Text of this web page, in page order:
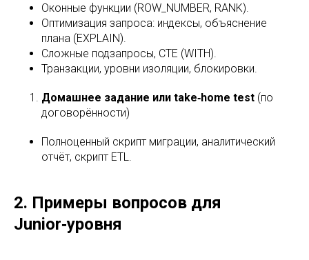
Оконные функции (ROW_NUMBER, RANK).
Оптимизация запроса: индексы, объяснение
плана (EXPLAIN).
Сложные подзапросы, CTE (WITH).
Транзакции, уровни изоляции, блокировки.
Домашнее задание или take‑home test (по
договорённости)
Полноценный скрипт миграции, аналитический
отчёт, скрипт ETL.
2. Примеры вопросов для
Junior‑уровня